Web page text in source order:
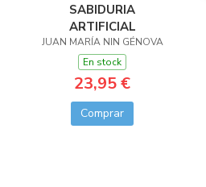
SABIDURIA
ARTIFICIAL
JUAN MARÍA NIN GÉNOVA
En stock
23,95 €
Comprar